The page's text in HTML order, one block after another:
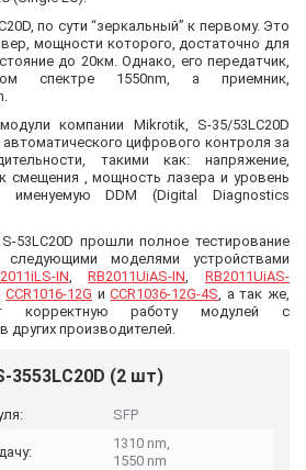
по сути “зеркальный” к первому. Это
мощности которого, достаточно для
до 20км. Однако, его передатчик,
спектре 1550nm, а приемник,
компании Mikrotik, S-35/53LC20D
цифрового контроля за
такими как: напряжение,
смещения , мощность лазера и уровень
именуемую DDM (Digital Diagnostics
53LC20D прошли полное тестирование
моделями устройствами
IN,RB2011UiAS-IN, RB2011UiAS-
CCR1016-12G иCCR1036-12G-4S, а так же,
корректную работу модулей с
других производителей.
3553LC20D (2 шт)
SFP
1310 nm,
1550 nm